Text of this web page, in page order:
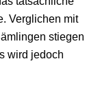
Verglichen mit
stiegen
wird jedoch